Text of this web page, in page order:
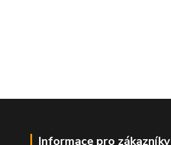
Informace pro zákazníky